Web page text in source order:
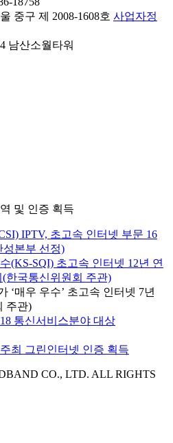
중구 제 2008-1608호 사업자정
남산소월타워
및 인증 획득
CO., LTD. ALL RIGHTS